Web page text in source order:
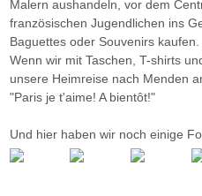
Malern aushandeln, vor dem
französischen Jugendlichen ins
Baguettes oder Souvenirs kaufen.
Wenn wir mit Taschen, T-shirts
unsere Heimreise nach Menden
"Paris je t'aime! A bientôt!"
Und hier haben wir noch einige